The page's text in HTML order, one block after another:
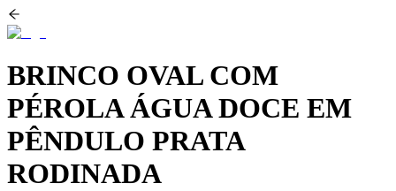
BRINCO OVAL COM
PÉROLA ÁGUA DOCE EM
PÊNDULO PRATA
RODINADA